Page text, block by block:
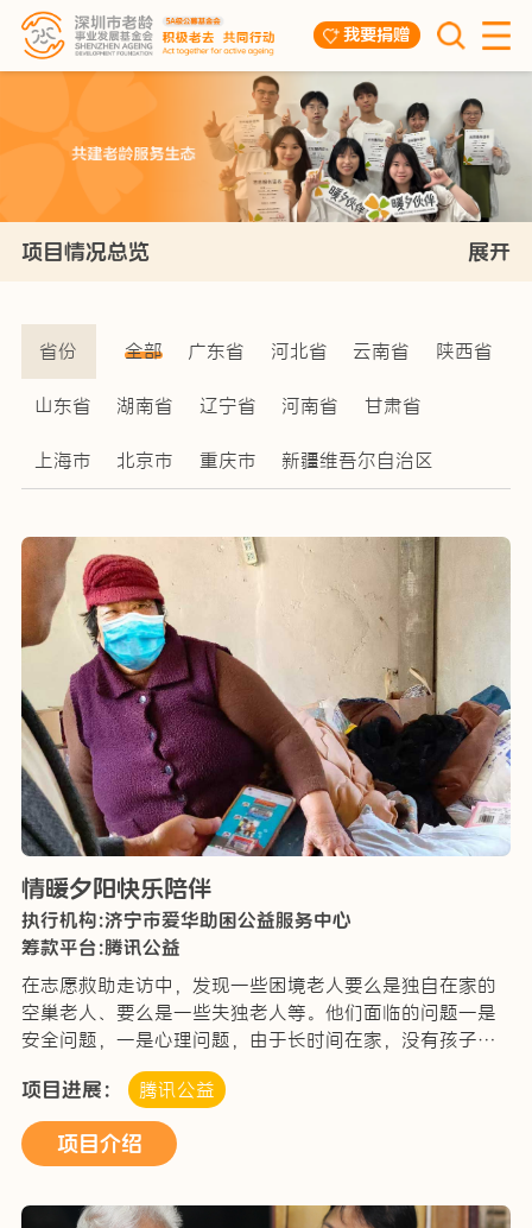
我要捐赠
项目情况总览 展开
省份 全部 广东省 河北省 云南省 陕西省
山东省 湖南省 辽宁省 河南省 甘肃省
上海市 北京市 重庆市 新疆维吾尔自治区
情暖夕阳快乐陪伴
执行机构:济宁市爱华助困公益服务中心
筹款平台:腾讯公益
在志愿救助走访中，发现一些困境老人要么是独自在家的
空巢老人、要么是一些失独老人等。他们面临的问题一是
安全问题，一是心理问题，由于长时间在家，没有孩子的
陪伴，有时会感到孤单。“情暖夕阳快乐陪伴”项目就是为
了能让老人能健康快乐的安详晚年生活。让老人感到社
会…
项目进展： 腾讯公益
项目介绍